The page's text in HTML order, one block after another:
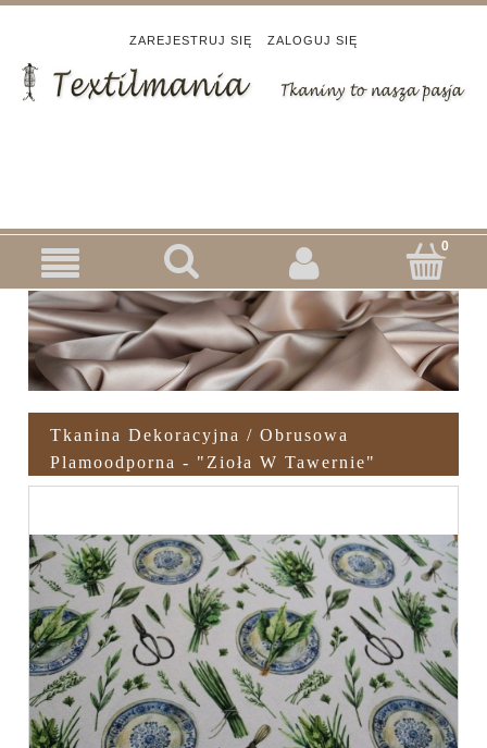
ZAREJESTRUJ SIĘ ZALOGUJ SIĘ
Tkanina Dekoracyjna / Obrusowa
Plamoodporna - "Zioła W Tawernie"